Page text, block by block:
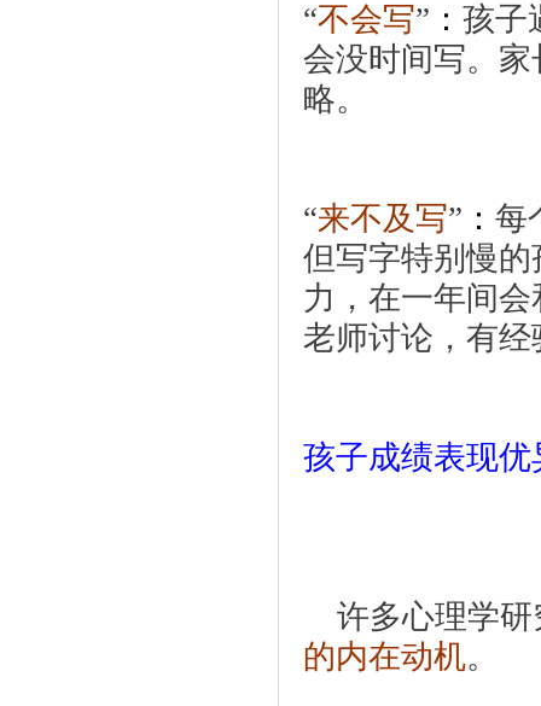
“不会写” ： 孩子
会没时间写。
略。
“来不及写” ： 每
但写字特别慢
力，在一年间
老师讨论，有
孩子成绩表现
许多心理学
的内在动机。